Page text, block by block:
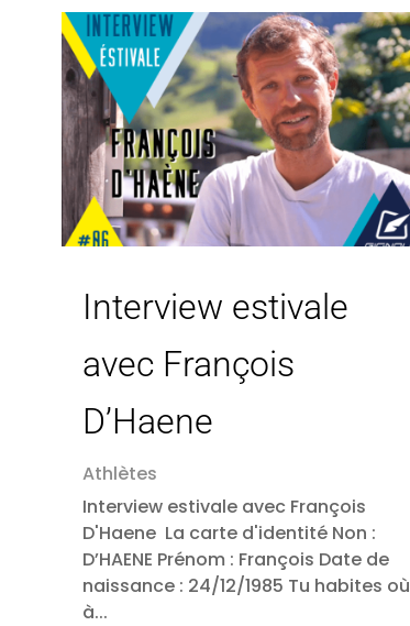
montagne. Ces mises à jour
améliorent la performance des
passionnés de ski de randonnée.
lire plus
Interview estivale
avec François
D’Haene
Athlètes
Interview estivale avec François
D'Haene La carte d'identité Non :
D’HAENE Prénom : François Date de
naissance : 24/12/1985 Tu habites où
à...